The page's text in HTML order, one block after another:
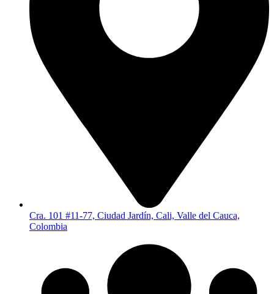
Cra. 101 #11-77, Ciudad Jardín, Cali, Valle del Cauca,
Colombia